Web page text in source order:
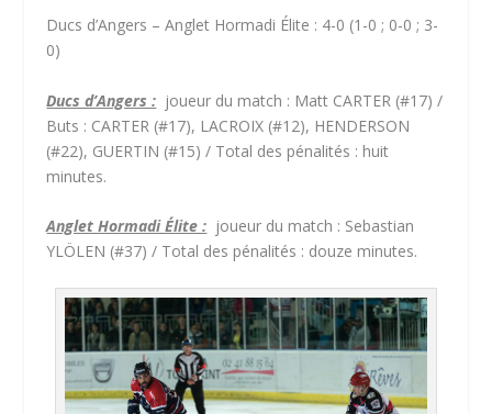
Ducs d’Angers – Anglet Hormadi Élite : 4-0 (1-0 ; 0-0 ; 3-
0)
Ducs d’Angers : joueur du match : Matt CARTER (#17) /
Buts : CARTER (#17), LACROIX (#12), HENDERSON
(#22), GUERTIN (#15) / Total des pénalités : huit
minutes.
Anglet Hormadi Élite : joueur du match : Sebastian
YLÖLEN (#37) / Total des pénalités : douze minutes.